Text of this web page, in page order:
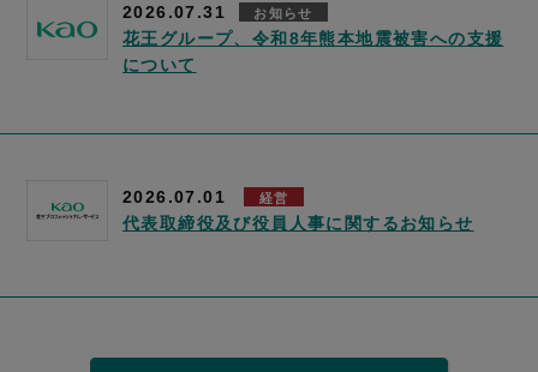
2026.07.31 お知らせ
花王グループ、令和8年熊本地震被害への支援
について
2026.07.01 経営
代表取締役及び役員人事に関するお知らせ